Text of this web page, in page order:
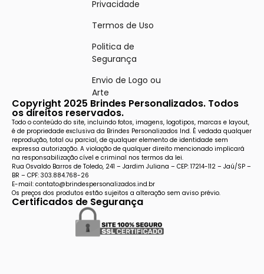
Privacidade
Termos de Uso
Politica de
Segurança
Envio de Logo ou
Arte
Copyright 2025 Brindes Personalizados. Todos
os direitos reservados.
Todo o conteúdo do site, incluindo fotos, imagens, logotipos, marcas e layout,
é de propriedade exclusiva da Brindes Personalizados Ind. É vedada qualquer
reprodução, total ou parcial, de qualquer elemento de identidade sem
expressa autorização. A violação de qualquer direito mencionado implicará
na responsabilização cível e criminal nos termos da lei.
Rua Osvaldo Barros de Toledo, 241 – Jardim Juliana – CEP: 17214-112 – Jaú/SP –
BR – CPF: 303.884.768-26
E-mail: contato@brindespersonalizados.ind.br
Os preços dos produtos estão sujeitos a alteração sem aviso prévio.
Certificados de Segurança